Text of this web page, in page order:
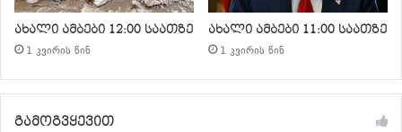
ახალი ამბები 12:00 საათზე
1 კვირის წინ
ახალი ამბები 11:00 საათზე
1 კვირის წინ
გამოგვყევით